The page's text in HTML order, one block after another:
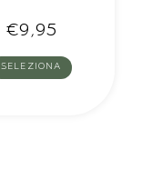
€9,95
SELEZIONA